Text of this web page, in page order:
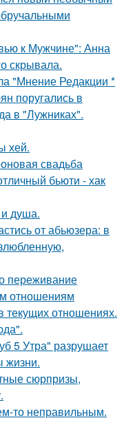
к Мужчине": Анна
скрывала.
"Мнение Редакции *
поругались в
в "Лужниках".
хей.
свадьба
бьюти - хак
и душа.
от абьюзера: в
переживание
отношениям
текущих отношениях.
5 Утра" разрушает
жизни.
сюрпризы,
то неправильным.